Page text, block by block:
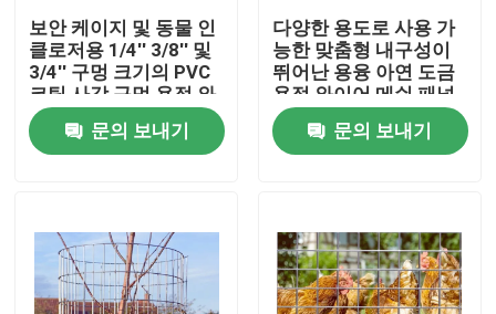
VR 쇼
보안 케이지 및 동물 인
클로저용 1/4'' 3/8'' 및
3/4'' 구멍 크기의 PVC
코팅 사각 구멍 용접 와
이어 메쉬
문의 보내기
다양한 용도로 사용 가
능한 맞춤형 내구성이
뛰어난 용융 아연 도금
용접 와이어 메쉬 패널
문의 보내기